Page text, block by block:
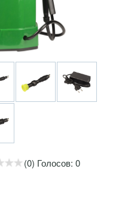
(0) Голосов: 0